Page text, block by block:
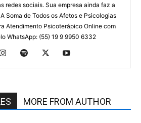
redes sociais. Sua empresa ainda faz a
Soma de Todos os Afetos e Psicologias
Atendimento Psicoterápico Online com
WhatsApp: (55) 19 9 9950 6332
MORE FROM AUTHOR